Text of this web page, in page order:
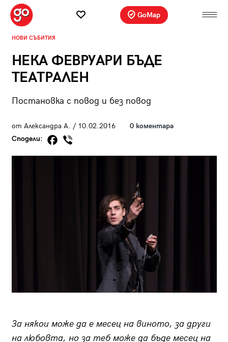
GoMap
НОВИ СЪБИТИЯ
НЕКА ФЕВРУАРИ БЪДЕ
ТЕАТРАЛЕН
Постановка с повод и без повод
от Александра А. / 10.02.2016
0 коментара
Сподели:
За някои може да е месец на виното, за други
на любовта, но за теб може да бъде месец на